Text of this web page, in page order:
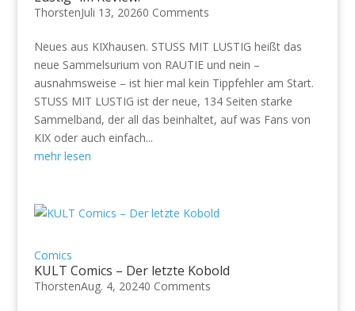
ThorstenJuli 13, 20260 Comments
Neues aus KIXhausen. STUSS MIT LUSTIG heißt das
neue Sammelsurium von RAUTIE und nein –
ausnahmsweise – ist hier mal kein Tippfehler am Start.
STUSS MIT LUSTIG ist der neue, 134 Seiten starke
Sammelband, der all das beinhaltet, auf was Fans von
KIX oder auch einfach...
mehr lesen
Comics
KULT Comics – Der letzte Kobold
ThorstenAug. 4, 20240 Comments